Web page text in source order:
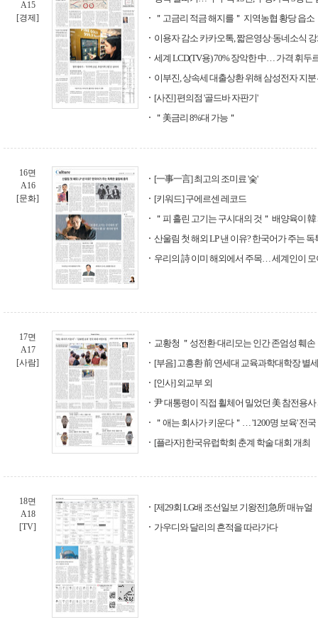
A15
[경제]
＂고금리 적금 해지를＂ 지역농협 황당 읍소
이용자 감소 카카오톡, 짧은영상·동네소식
세계 LCD(TV용) 70% 장악한 中… 가격 휘두
이부진, 상속세 대출상환 위해 삼성전자 지분
[사진] 편의점 '골드바 자판기'
＂美금리 8%대 가능＂
16면
A16
[문화]
[一事一言] 최고의 조미료 '숯'
[키워드] 구에르센 레코드
＂피 흘린 고기는 구시대의 것＂ 배양육이 韓
산울림 첫 해외 LP 낸 이유? 한국어가 주는
우리의 詩 이미 해외에서 주목… 세계인이
17면
A17
[사람]
교황청 ＂성전환·대리모는 인간 존엄성 훼손
[부음] 고흥환 前 연세대 교육과학대학장 별
[인사] 외교부 외
尹 대통령이 직접 휠체어 밀었던 美 참전용
＂애는 회사가 키운다＂… '1200명 보육' 전
[플라자] 한국유럽학회 춘계 학술 대회 개최
18면
A18
[TV]
[제29회 LG배 조선일보 기왕전] 急所 매뉴얼
가우디와 달리의 흔적을 따라가다